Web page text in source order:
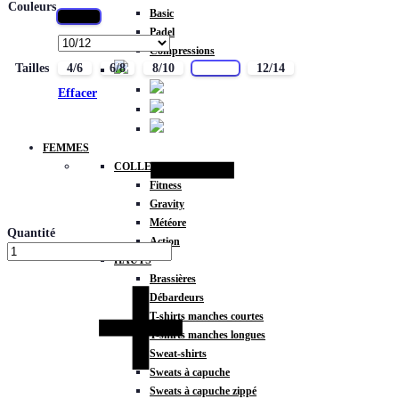
Basic
Padel
Compressions
FEMMES
COLLECTIONS
Fitness
Gravity
Météore
Action
HAUTS
Brassières
Débardeurs
T-shirts manches courtes
T-shirts manches longues
Sweat-shirts
Sweats à capuche
Sweats à capuche zippé
Couleurs
Tailles 4/6 6/8 8/10
12/14
Effacer
Quantité